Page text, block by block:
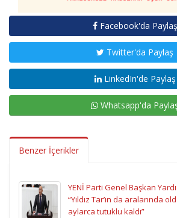
Facebook'da Paylaş
Twitter'da Paylaş
LinkedIn'de Paylaş
Whatsapp'da
Benzer İçerikler
YENİ Parti Genel Başkan
“Yıldız Tar’ın da aralarında
aylarca tutuklu kaldı”